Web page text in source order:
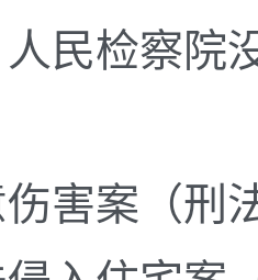
检察院没
案（刑法